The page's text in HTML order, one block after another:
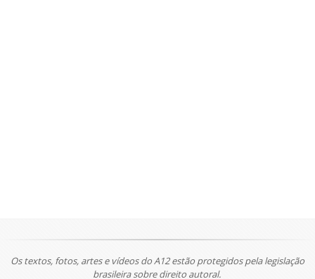
Os textos, fotos, artes e vídeos do A12 estão protegidos pela legislação
brasileira sobre direito autoral.